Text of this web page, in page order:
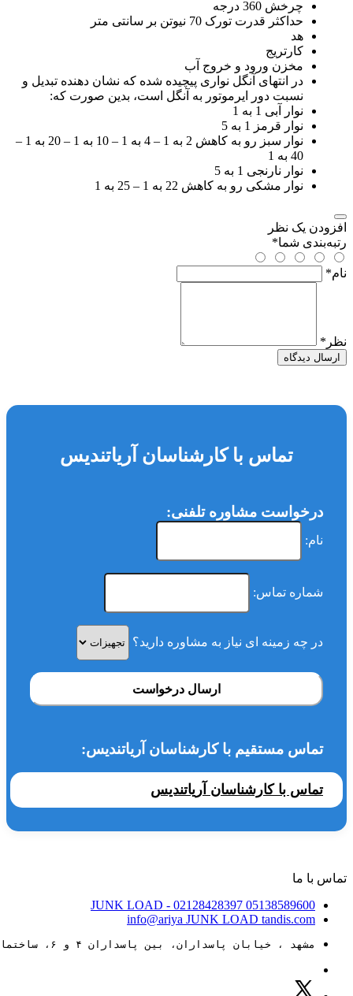
چرخش 360 درجه
حداکثر قدرت تورک 70 نیوتن بر سانتی متر
هد
کارتریج
مخزن ورود و خروج آب
در انتهای آنگل نواری پیچیده شده که نشان دهنده تبدیل و
نسبت دور ایرموتور به آنگل است، بدین صورت که:
نوار آبی 1 به 1
نوار قرمز 1 به 5
نوار سبز رو به کاهش 2 به 1 – 4 به 1 – 10 به 1 – 20 به 1 –
40 به 1
نوار نارنجی 1 به 5
نوار مشکی رو به کاهش 22 به 1 – 25 به 1
افزودن یک نظر
رتبه‌بندی شما*
نام*
نظر *
ارسال دیدگاه
تماس با کارشناسان آریاتندیس
درخواست مشاوره تلفنی:
نام:
شماره تماس:
در چه زمینه ای نیاز به مشاوره دارید؟
ارسال درخواست
تماس مستقیم با کارشناسان آریاتندیس:
تماس با کارشناسان آریاتندیس
تماس با ما
05138589600
JUNK LOAD - 02128428397
info@ariya JUNK LOAD tandis.com
مشهد ، خیابان پاسداران، بین پاسداران ۴ و ۶، ساختمان ۸۸